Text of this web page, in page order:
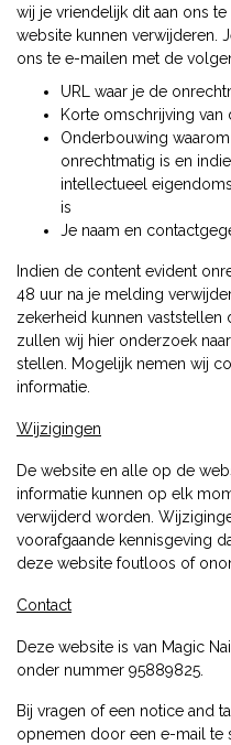
wij je vriendelijk dit aan ons
website kunnen verwijderen.
ons te e-mailen met de
URL waar je de
Korte omschrijving
Onderbouwing
onrechtmatig is en
intellectueel
is
Je naam en
Indien de content evident
48 uur na je melding
zekerheid kunnen
zullen wij hier onderzoek
stellen. Mogelijk nemen wij
informatie.
Wijzigingen
De website en alle op de
informatie kunnen op elk
verwijderd worden.
voorafgaande kennisgeving
deze website foutloos of
Contact
Deze website is van Magic
onder nummer 95889825.
Bij vragen of een notice and
opnemen door een e-mail te